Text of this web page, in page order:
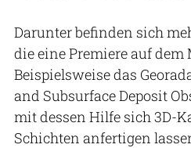
Darunter befinden sich
die eine Premiere auf
Beispielsweise das
and Subsurface Deposit
mit dessen Hilfe sich 3D-
Schichten anfertigen